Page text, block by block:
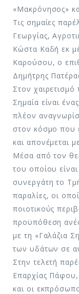
«Μακρόνησος»
Τις σημαίες
Γεωργίας,
Κώστα Καδή εκ
Καρούσου, ο
Δημήτρης
Στον
Σημαία είναι
πλέον
στον κόσμο που
και απονέμεται
Μέσα από τον
του οποίου
συνεργάτη το
παραλίες, οι
ποιοτικούς
προϋπόθεση
με τη «Γαλάζια
των υδάτων σε
Στην τελετή
Επαρχίας Πάφου,
και οι